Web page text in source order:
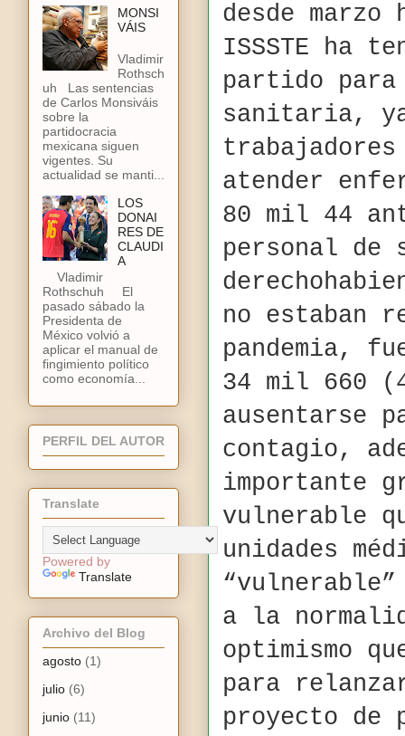
desde
ISSSTE ha
partido para
sanitaria,
trabajadores
atender
80 mil 44
personal de
no estaban
pandemia,
34 mil 660
ausentarse
contagio,
importante
vulnerable
unidades
“vulnerable”
a la
optimismo
para
proyecto de
MONSI
VÁIS
Vladimir
Rothsch
uh Las sentencias
de Carlos Monsiváis
sobre la
partidocracia
mexicana siguen
vigentes. Su
actualidad se manti...
LOS
DONAI
RES DE
CLAUDI
A
Vladimir
Rothschuh El
pasado sábado la
Presidenta de
México volvió a
aplicar el manual de
fingimiento político
como economía...
PERFIL DEL AUTOR
Translate
Powered by
Translate
Archivo del Blog
agosto (1)
julio (6)
junio (11)